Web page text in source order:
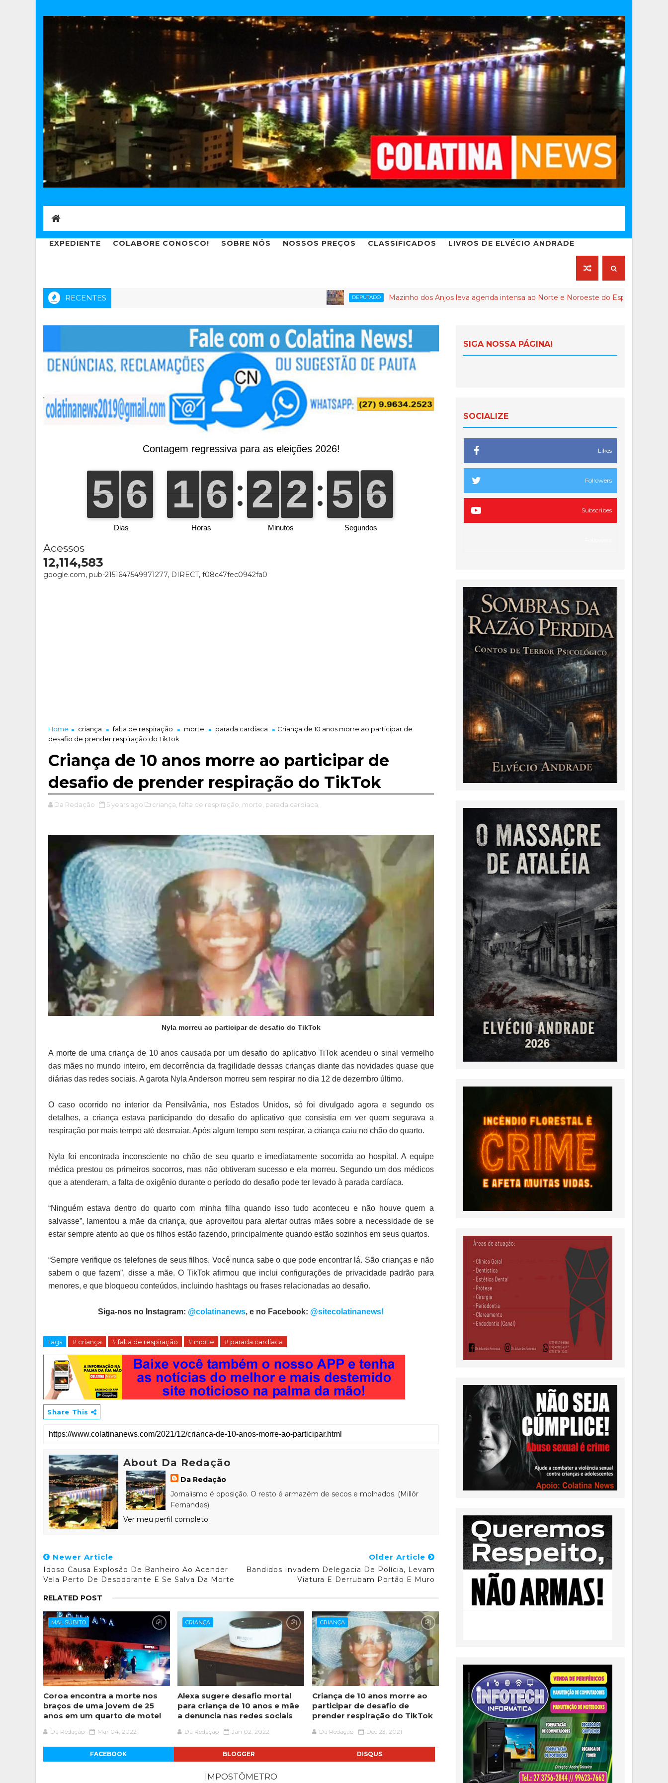
EXPEDIENTE COLABORE CONOSCO! SOBRE NÓS NOSSOS PREÇOS CLASSIFICADOS LIVROS DE ELVÉCIO ANDRADE
RECENTES DEPUTADO Mazinho dos Anjos leva agenda intensa ao Norte e Noroeste do Espírito Santo
Acessos
12,114,583
google.com, pub-2151647549971277, DIRECT, f08c47fec0942fa0
Home criança falta de respiração morte parada cardíaca
Criança de 10 anos morre ao participar de
desafio de prender respiração do TikTok
Criança de 10 anos morre ao participar de
desafio de prender respiração do TikTok
Da Redação 5 years ago criança, falta de respiração, morte, parada cardíaca,
Nyla morreu ao participar de desafio do TikTok
A morte de uma criança de 10 anos causada por um desafio do aplicativo TiTok acendeu o sinal vermelho
das mães no mundo inteiro, em decorrência da fragilidade dessas crianças diante das novidades quase que
diárias das redes sociais. A garota Nyla Anderson morreu sem respirar no dia 12 de dezembro último.
O caso ocorrido no interior da Pensilvânia, nos Estados Unidos, só foi divulgado agora e segundo os
detalhes, a criança estava participando do desafio do aplicativo que consistia em ver quem segurava a
respiração por mais tempo até desmaiar. Após algum tempo sem respirar, a criança caiu no chão do quarto.
Nyla foi encontrada inconsciente no chão de seu quarto e imediatamente socorrida ao hospital. A equipe
médica prestou os primeiros socorros, mas não obtiveram sucesso e ela morreu. Segundo um dos médicos
que a atenderam, a falta de oxigênio durante o período do desafio pode ter levado à parada cardíaca.
“Ninguém estava dentro do quarto com minha filha quando isso tudo aconteceu e não houve quem a
salvasse”, lamentou a mãe da criança, que aproveitou para alertar outras mães sobre a necessidade de se
estar sempre atento ao que os filhos estão fazendo, principalmente quando estão sozinhos em seus quartos.
“Sempre verifique os telefones de seus filhos. Você nunca sabe o que pode encontrar lá. São crianças e não
sabem o que fazem”, disse a mãe. O TikTok afirmou que inclui configurações de privacidade padrão para
menores, e que bloqueou conteúdos, incluindo hashtags ou frases relacionadas ao desafio.
Siga-nos no Instagram: @colatinanews, e no Facebook: @sitecolatinanews!
Tags # criança # falta de respiração # morte # parada cardíaca
Share This
About Da Redação
Da Redação
Jornalismo é oposição. O resto é armazém de secos e molhados. (Millôr
Fernandes)
Ver meu perfil completo
Newer Article
Idoso Causa Explosão De Banheiro Ao Acender
Vela Perto De Desodorante E Se Salva Da Morte
Older Article
Bandidos Invadem Delegacia De Polícia, Levam
Viatura E Derrubam Portão E Muro
RELATED POST
MAL SÚBITO
Coroa encontra a morte nos
braços de uma jovem de 25
anos em um quarto de motel
Da Redação Mar 04, 2022
CRIANÇA
Alexa sugere desafio mortal
para criança de 10 anos e mãe
a denuncia nas redes sociais
Da Redação Jan 02, 2022
CRIANÇA
Criança de 10 anos morre ao
participar de desafio de
prender respiração do TikTok
Da Redação Dec 23, 2021
FACEBOOK BLOGGER DISQUS
IMPOSTÔMETRO
SIGA NOSSA PÁGINA!
SOCIALIZE
Likes
Followers
Subscribes